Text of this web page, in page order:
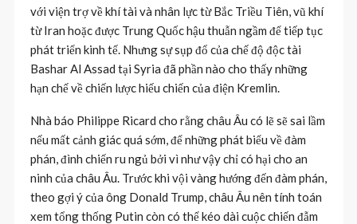
với viện trợ về khí tài và nhân lực từ Bắc Triều Tiên, vũ khí
từ Iran hoặc được Trung Quốc hậu thuẫn ngầm để tiếp tục
phát triển kinh tế. Nhưng sự sụp đổ của chế độ độc tài
Bashar Al Assad tại Syria đã phần nào cho thấy những
hạn chế về chiến lược hiếu chiến của điện Kremlin.
Nhà báo Philippe Ricard cho rằng châu Âu có lẽ sẽ sai lầm
nếu mất cảnh giác quá sớm, để những phát biểu về đàm
phán, đình chiến ru ngủ bởi vì như vậy chỉ có hại cho an
ninh của châu Âu. Trước khi vội vàng hướng đến đàm phán,
theo gợi ý của ông Donald Trump, châu Âu nên tính toán
xem tổng thống Putin còn có thể kéo dài cuộc chiến đẫm